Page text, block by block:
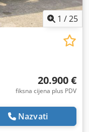
1 /25
20.900 €
fiksna cijena plus PDV
Nazvati